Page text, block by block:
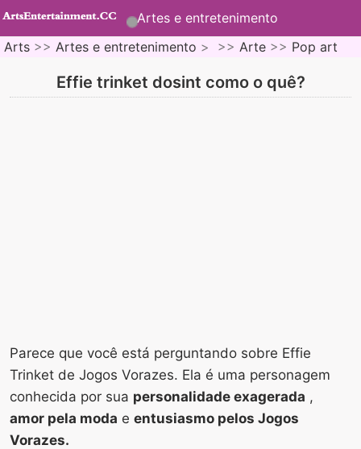
Artes e entretenimento
Arts >> Artes e entretenimento > >> Arte >> Pop art
Effie trinket dosint como o quê?
Parece que você está perguntando sobre Effie
Trinket de Jogos Vorazes. Ela é uma personagem
conhecida por sua personalidade exagerada ,
amor pela moda e entusiasmo pelos Jogos
Vorazes.